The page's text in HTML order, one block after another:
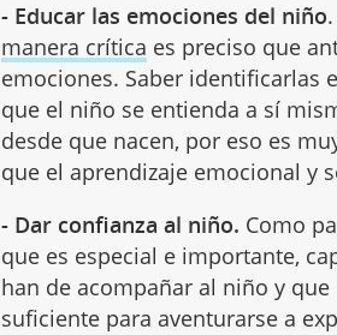
- Educar las emociones del niño
manera crítica es preciso que
emociones. Saber identificarlas
que el niño se entienda a sí
desde que nacen, por eso es
que el aprendizaje emocional y
- Dar confianza al niño. Como
que es especial e importante,
han de acompañar al niño y
suficiente para aventurarse a